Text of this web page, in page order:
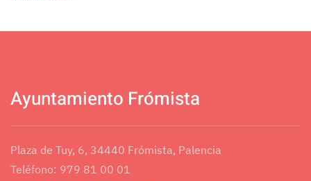
Ayuntamiento Frómista
Plaza de Tuy, 6, 34440 Frómista, Palencia
Teléfono: 979 81 00 01